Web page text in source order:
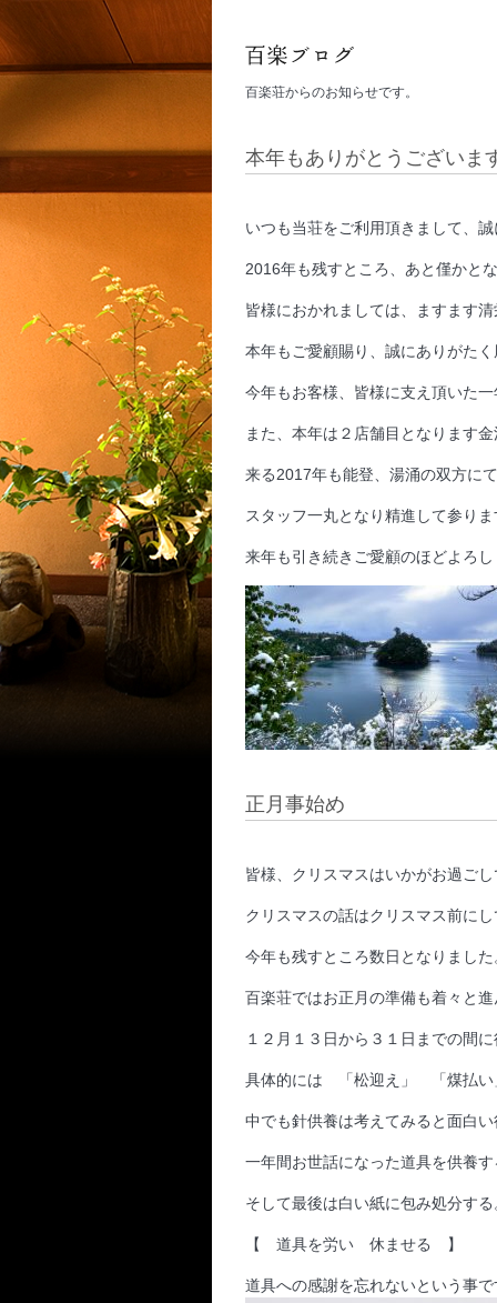
百楽荘からのお知らせです。
本年もありがとうございま
いつも当荘をご利用頂きまして、
2016年も残すところ、あと僅かと
皆様におかれましては、ますます
本年もご愛顧賜り、誠にありがた
今年もお客様、皆様に支え頂いた
また、本年は２店舗目となります
来る2017年も能登、湯涌の双方に
スタッフ一丸となり精進して参り
来年も引き続きご愛顧のほどよろ
正月事始め
皆様、クリスマスはいかがお過ご
クリスマスの話はクリスマス前に
今年も残すところ数日となりました
百楽荘ではお正月の準備も着々と
１２月１３日から３１日までの間
具体的には 「松迎え」 「煤払
中でも針供養は考えてみると面白
一年間お世話になった道具を供養
そして最後は白い紙に包み処分する
【 道具を労い 休ませる 】
道具への感謝を忘れないという事